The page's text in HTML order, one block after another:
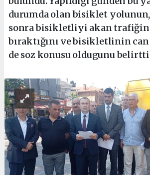
durumda olan bisiklet
sonra bisikletliyi akan trafiğin
bıraktığını ve bisikletlinin
de soz konusu oldugunu